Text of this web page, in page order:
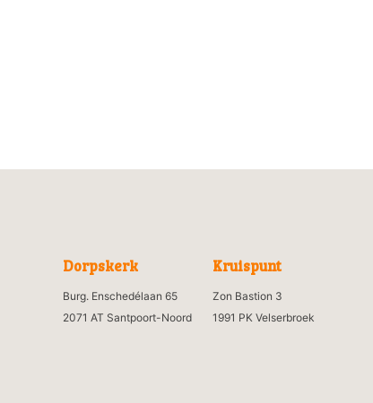
Dorpskerk Kruispunt
Burg. Enschedélaan 65
2071 AT Santpoort-Noord
Zon Bastion 3
1991 PK Velserbroek